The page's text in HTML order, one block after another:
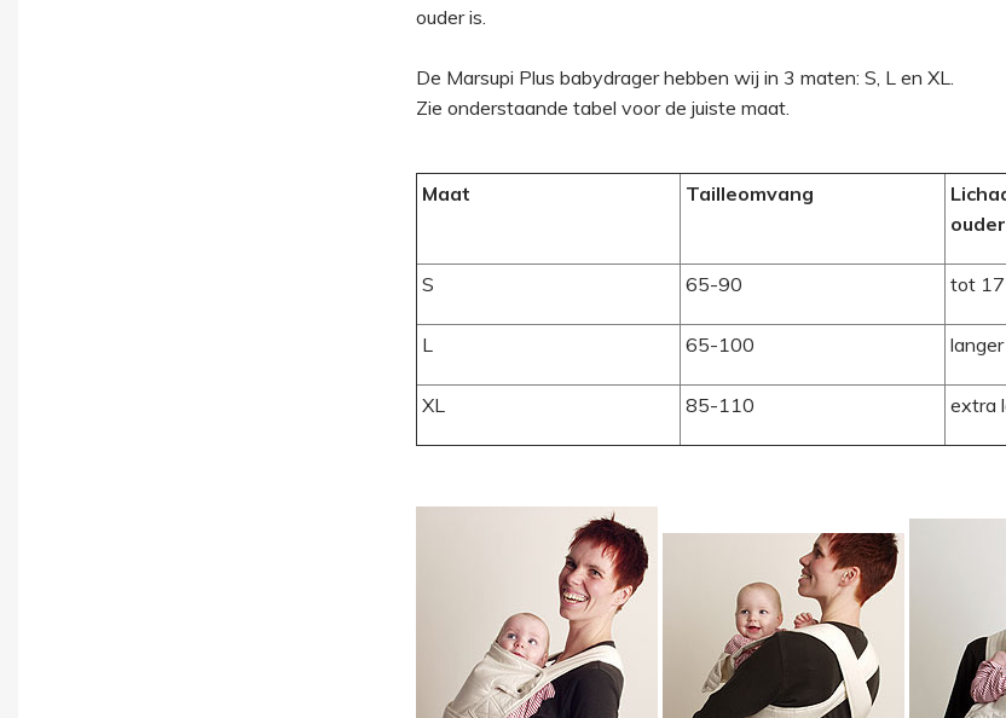
ouder is.
De Marsupi Plus babydrager hebben wij in 3 maten: S, L en XL.
Zie onderstaande tabel voor de juiste maat.
Maat Tailleomvang
ouder
S 65-90 tot
L 65-100
XL 85-110 extra